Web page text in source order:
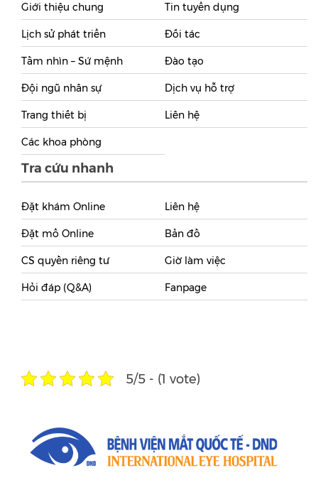
Giới thiệu chung
Lịch sử phát triển
Tầm nhìn – Sứ mệnh
Đội ngũ nhân sự
Trang thiết bị
Các khoa phòng
Tin tuyển dụng
Đối tác
Đào tạo
Dịch vụ hỗ trợ
Liên hệ
Tra cứu nhanh
Đặt khám Online
Đặt mổ Online
CS quyền riêng tư
Hỏi đáp (Q&A)
Liên hệ
Bản đồ
Giờ làm việc
Fanpage
5/5 - (1 vote)